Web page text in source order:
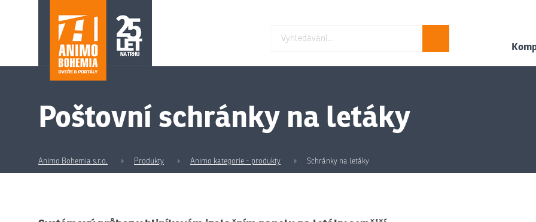
Poštovní schránky na letáky
Animo Bohemia s.r.o. Produkty Animo kategorie - produkty Schránky na letáky